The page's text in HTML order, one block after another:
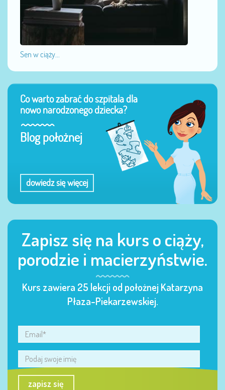
Sen w ciąży...
Co warto zabrać do szpitala dla
nowo narodzonego dziecka?
Blog położnej
dowiedz się więcej
Zapisz się na kurs o ciąży,
porodzie i macierzyństwie.
Kurs zawiera 25 lekcji od położnej Katarzyna
Płaza-Piekarzewskiej.
zapisz się